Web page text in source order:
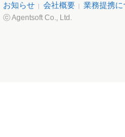
お知らせ 会社概要 業務提携に
ⓒ Agentsoft Co., Ltd.